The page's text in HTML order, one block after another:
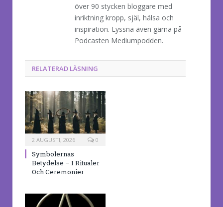
över 90 stycken bloggare med
inriktning kropp, själ, hälsa och
inspiration. Lyssna även gärna på
Podcasten Mediumpodden.
RELATERAD LÄSNING
2 AUGUSTI, 2026 0
Symbolernas
Betydelse – I Ritualer
Och Ceremonier